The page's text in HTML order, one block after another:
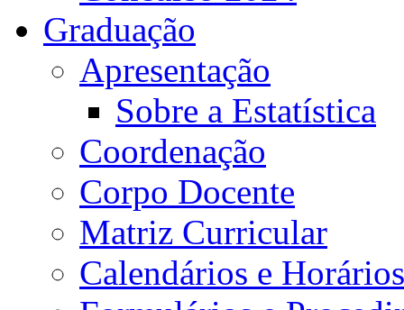
Graduação
Apresentação
Sobre a Estatística
Coordenação
Corpo Docente
Matriz Curricular
Calendários e Horários